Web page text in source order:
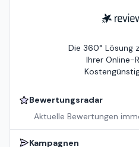
Die 360° Lösung
Ihrer Online-
Bewertungsradar
Aktuelle Bewertungen
Kampagnen